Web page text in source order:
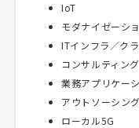
IoT
モダナイゼーシ
ITインフラ／ク
コンサルティング
業務アプリケー
アウトソーシン
ローカル5G